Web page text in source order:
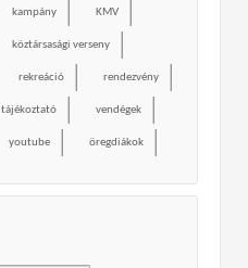
kampány KMV
köztársasági verseny
rekreáció rendezvény
tájékoztató vendégek
youtube öregdiákok